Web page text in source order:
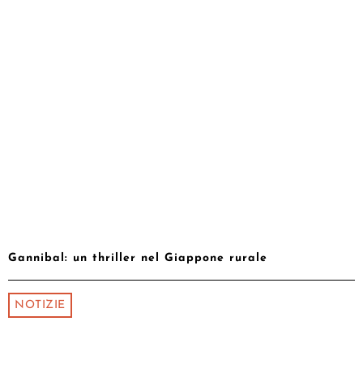
Gannibal: un thriller nel Giappone rurale
NOTIZIE